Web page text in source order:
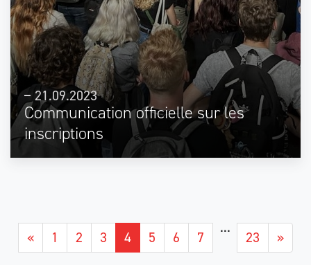
Communication officielle sur les
inscriptions
21.09.2023
« 1 2 3 4 5 6 7
...
23 »